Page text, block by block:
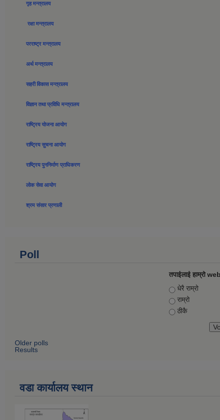
गृह मन्त्रालय
रक्षा मन्त्रालय
परराष्ट्र मन्त्रालय
अर्थ मन्त्रालय
सहरी विकास मन्त्रालय
विज्ञान तथा प्रविधि मन्त्रालय
राष्ट्रिय योजना आयोग
राष्ट्रिय सुचना आयोग
राष्ट्रिय पुननिर्माण प्राधिकरण
लोक सेवा आयोग
श्रम संसार प्रणाली
Poll
तपाईलाई हाम्रो
Choices
धेरै राम्रो
राम्रो
ठीकै
Older polls
Results
वडा कार्यालय स्थान